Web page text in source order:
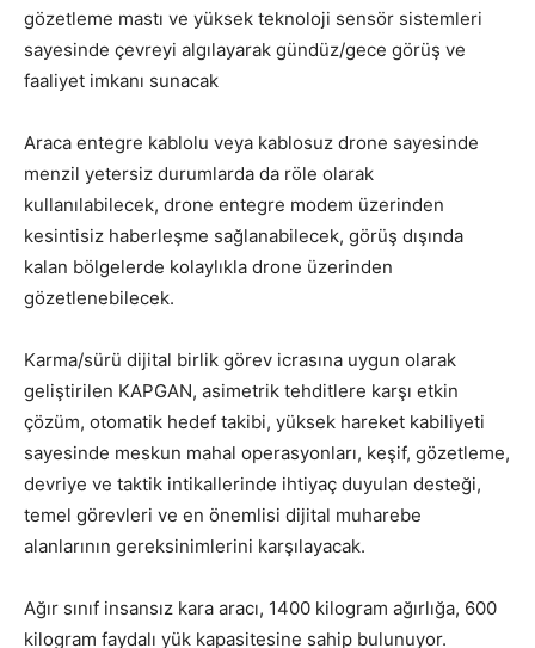
gözetleme mastı ve yüksek teknoloji sensör sistemleri
sayesinde çevreyi algılayarak gündüz/gece görüş ve
faaliyet imkanı sunacak
Araca entegre kablolu veya kablosuz drone sayesinde
menzil yetersiz durumlarda da röle olarak
kullanılabilecek, drone entegre modem üzerinden
kesintisiz haberleşme sağlanabilecek, görüş dışında
kalan bölgelerde kolaylıkla drone üzerinden
gözetlenebilecek.
Karma/sürü dijital birlik görev icrasına uygun olarak
geliştirilen KAPGAN, asimetrik tehditlere karşı etkin
çözüm, otomatik hedef takibi, yüksek hareket kabiliyeti
sayesinde meskun mahal operasyonları, keşif, gözetleme,
devriye ve taktik intikallerinde ihtiyaç duyulan desteği,
temel görevleri ve en önemlisi dijital muharebe
alanlarının gereksinimlerini karşılayacak.
Ağır sınıf insansız kara aracı, 1400 kilogram ağırlığa, 600
kilogram faydalı yük kapasitesine sahip bulunuyor.